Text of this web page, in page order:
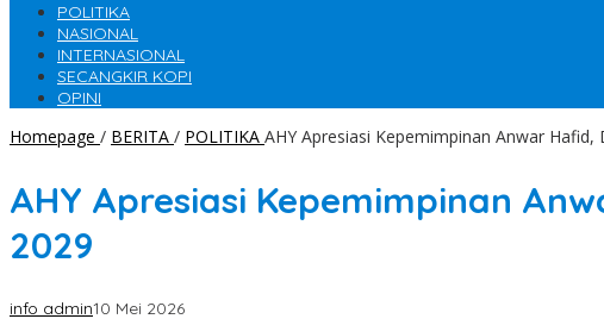
POLITIKA
NASIONAL
INTERNASIONAL
SECANGKIR KOPI
OPINI
Homepage / BERITA / POLITIKA AHY Apresiasi Kepemimpinan Anwar
AHY Apresiasi Kepemimpinan
2029
info admin10 Mei 2026